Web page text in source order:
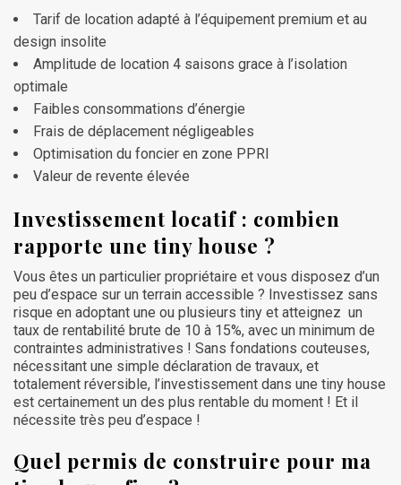
Tarif de location adapté à l’équipement premium et au
design insolite
Amplitude de location 4 saisons grace à l’isolation
optimale
Faibles consommations d’énergie
Frais de déplacement négligeables
Optimisation du foncier en zone PPRI
Valeur de revente élevée
Investissement locatif : combien
rapporte une tiny house ?
Vous êtes un particulier propriétaire et vous disposez d’un
peu d’espace sur un terrain accessible ? Investissez sans
risque en adoptant une ou plusieurs tiny et atteignez un
taux de rentabilité brute de 10 à 15%, avec un minimum de
contraintes administratives ! Sans fondations couteuses,
nécessitant une simple déclaration de travaux, et
totalement réversible, l’investissement dans une tiny house
est certainement un des plus rentable du moment ! Et il
nécessite très peu d’espace !
Quel permis de construire pour ma